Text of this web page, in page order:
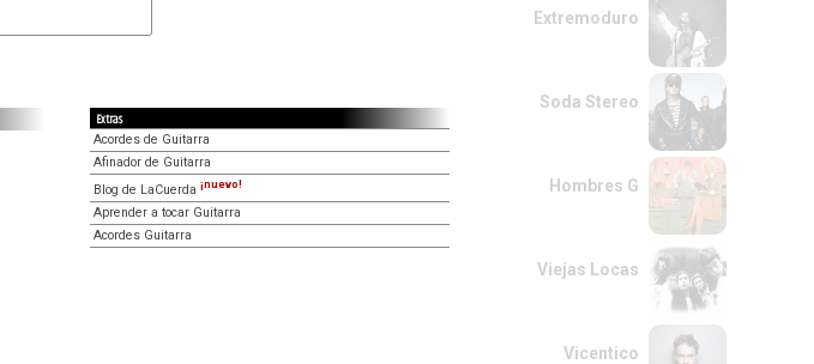
Extras
Acordes de Guitarra
Afinador de Guitarra
Blog de LaCuerda ¡nuevo!
Aprender a tocar Guitarra
Acordes Guitarra
Extremoduro
Soda Stereo
Hombres G
Viejas Locas
Vicentico